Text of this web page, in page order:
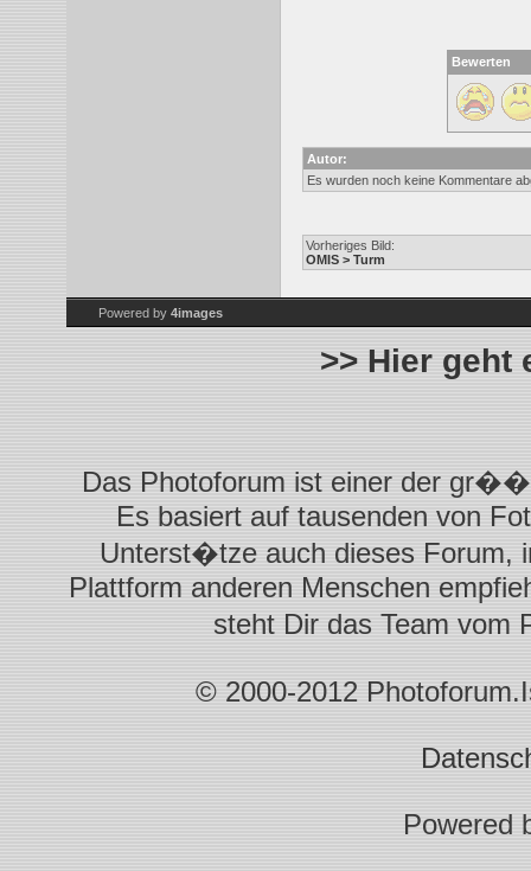
Bewerten
Autor:
Es wurden noch keine Kommentare
Vorheriges Bild:
OMIS > Turm
Powered by 4images
>> Hier geht
Das Photoforum ist einer der
Es basiert auf tausenden von
Unterst�tze auch dieses Forum,
Plattform anderen Menschen
steht Dir das Team vom
© 2000-2012
Powered